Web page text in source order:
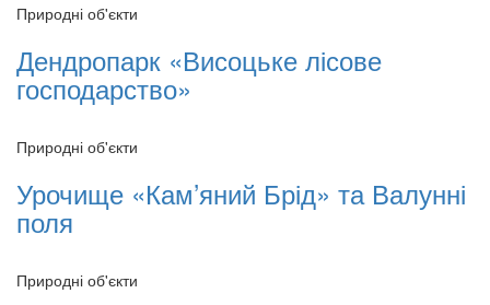
Природні об'єкти
Дендропарк «Висоцьке лісове
господарство»
Природні об'єкти
Урочище «Кам’яний Брід» та Валунні
поля
Природні об'єкти